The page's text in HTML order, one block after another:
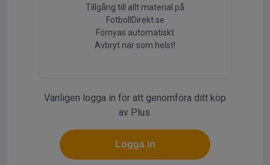
Tillgång till allt material på
FotbollDirekt.se
Förnyas automatiskt
Avbryt när som helst!
Vänligen logga in för att genomföra ditt köp
av Plus.
Logga in